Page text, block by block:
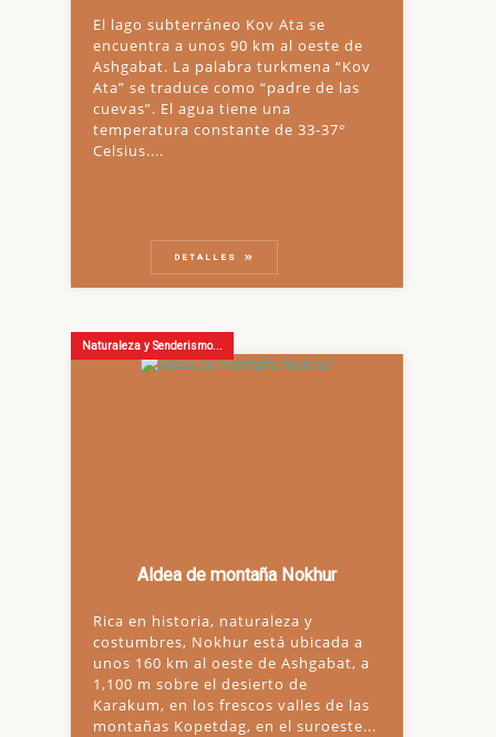
El lago subterráneo Kov Ata se
encuentra a unos 90 km al oeste de
Ashgabat. La palabra turkmena “Kov
Ata” se traduce como “padre de las
cuevas”. El agua tiene una
temperatura constante de 33-37°
Celsius....
DETALLES
Naturaleza y Senderismo...
Aldea de montaña Nokhur
Rica en historia, naturaleza y
costumbres, Nokhur está ubicada a
unos 160 km al oeste de Ashgabat, a
1,100 m sobre el desierto de
Karakum, en los frescos valles de las
montañas Kopetdag, en el suroeste...